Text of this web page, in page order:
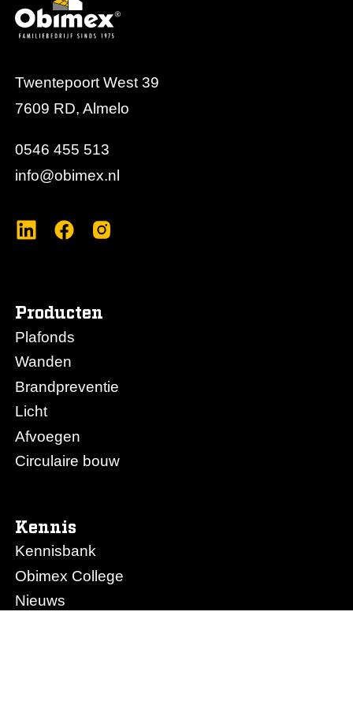
Twentepoort West 39
7609 RD, Almelo
0546 455 513
info@obimex.nl
Producten
Plafonds
Wanden
Brandpreventie
Licht
Afvoegen
Circulaire bouw
Kennis
Kennisbank
Obimex College
Nieuws